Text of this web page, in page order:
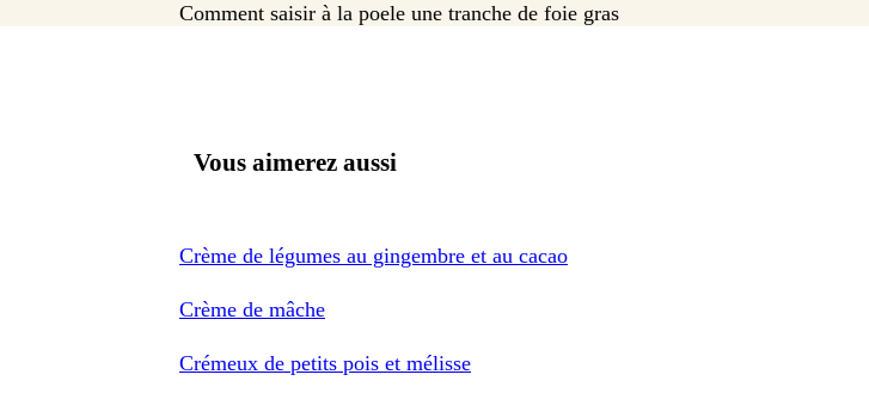
Comment saisir à la poele une tranche de foie gras
Vous aimerez aussi
Crème de légumes au gingembre et au cacao
Crème de mâche
Crémeux de petits pois et mélisse